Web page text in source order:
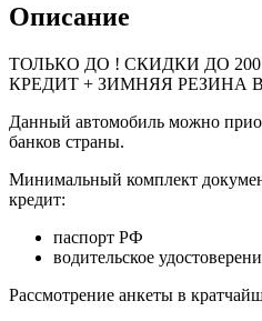
Описание
ТОЛЬКО ДО ! СКИДКИ ДО
КРЕДИТ + ЗИМНЯЯ РЕЗИНА
Данный автомобиль можно
банков страны.
Минимальный комплект
кредит:
паспорт РФ
водительское
Рассмотрение анкеты в